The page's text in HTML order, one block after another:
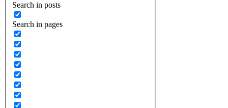
Search in posts
Search in pages